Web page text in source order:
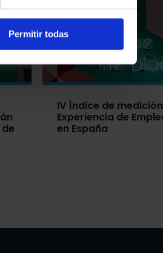
Permitir todas
IV Índice de
Experiencia de
en España